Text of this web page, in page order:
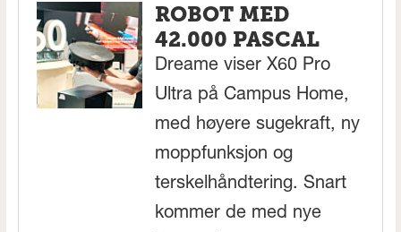
ROBOT MED
42.000 PASCAL
Dreame viser X60 Pro
Ultra på Campus Home,
med høyere sugekraft, ny
moppfunksjon og
terskelhåndtering. Snart
kommer de med nye